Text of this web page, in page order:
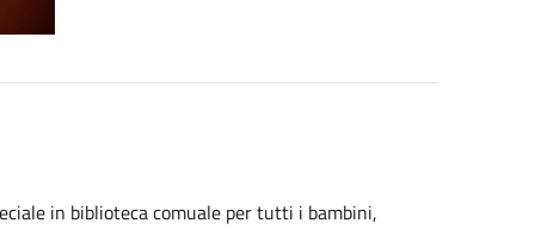
in biblioteca comuale per tutti i bambini,